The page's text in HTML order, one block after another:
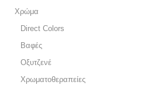
Χρώμα
Direct Colors
Βαφές
Οξυτζενέ
Χρωματοθεραπείες